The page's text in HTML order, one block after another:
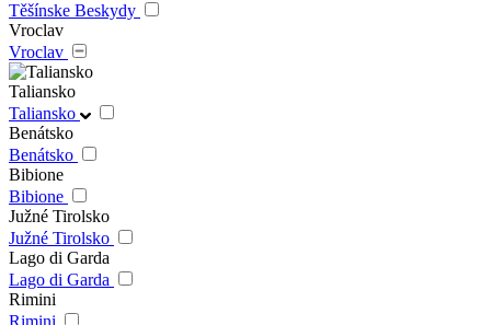
Těšínske Beskydy
Vroclav
Vroclav
Taliansko
Taliansko
Benátsko
Benátsko
Bibione
Bibione
Južné Tirolsko
Južné Tirolsko
Lago di Garda
Lago di Garda
Rimini